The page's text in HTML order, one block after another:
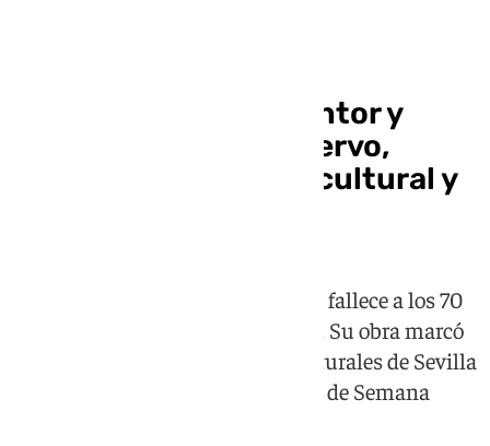
Muere en Sevilla el pintor y
cartelista Manolo Cuervo,
referente del diseño cultural y
El artista, natural de Isla Cristina, fallece a los 70
años tras luchar contra un cáncer. Su obra marcó
la imagen de grandes eventos culturales de Sevilla
y renovó la estética del cartelismo de Semana